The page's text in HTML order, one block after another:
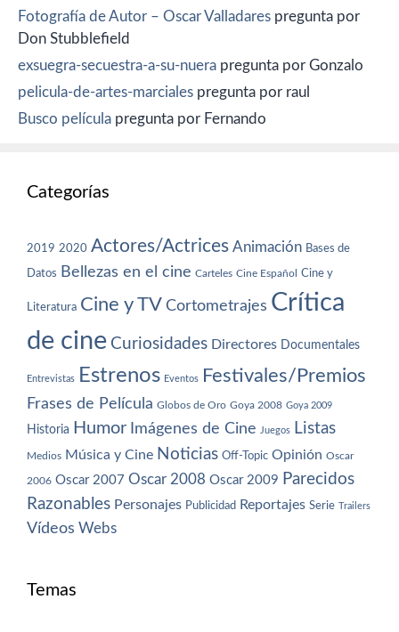
Fotografía de Autor – Oscar Valladares pregunta por
Don Stubblefield
exsuegra-secuestra-a-su-nuera pregunta por Gonzalo
pelicula-de-artes-marciales pregunta por raul
Busco película pregunta por Fernando
Categorías
2019 2020 Actores/Actrices Animación Bases de
Datos Bellezas en el cine Carteles Cine Español Cine y
Literatura Cine y TV Cortometrajes Crítica
de cine Curiosidades Directores Documentales
Entrevistas Estrenos Eventos Festivales/Premios
Frases de Película Globos de Oro Goya 2008 Goya 2009
Historia Humor Imágenes de Cine Juegos Listas
Medios Música y Cine Noticias Off-Topic Opinión Oscar
2006 Oscar 2007 Oscar 2008 Oscar 2009 Parecidos
Razonables Personajes Publicidad Reportajes Serie Trailers
Vídeos Webs
Temas